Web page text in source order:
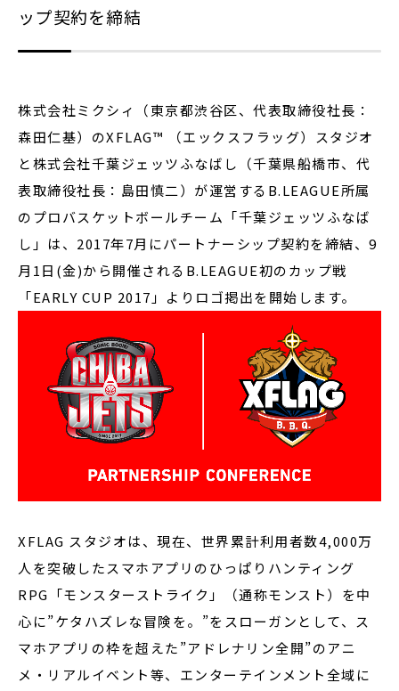
ップ契約を締結
株式会社ミクシィ（東京都渋谷区、代表取締役社長：
森田仁基）のXFLAG™ （エックスフラッグ）スタジオ
と株式会社千葉ジェッツふなばし（千葉県船橋市、代
表取締役社長：島田慎二）が運営するB.LEAGUE所属
のプロバスケットボールチーム「千葉ジェッツふなば
し」は、2017年7月にパートナーシップ契約を締結、9
月1日(金)から開催されるB.LEAGUE初のカップ戦
「EARLY CUP 2017」よりロゴ掲出を開始します。
XFLAG スタジオは、現在、世界累計利用者数4,000万
人を突破したスマホアプリのひっぱりハンティング
RPG「モンスターストライク」（通称モンスト）を中
心に”ケタハズレな冒険を。”をスローガンとして、ス
マホアプリの枠を超えた”アドレナリン全開”のアニ
メ・リアルイベント等、エンターテインメント全域に